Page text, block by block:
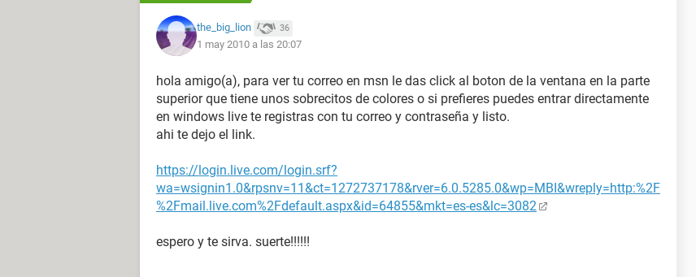
the_big_lion 36
1 may 2010 a las 20:07
hola amigo(a), para ver tu correo en msn le das click al boton de la ventana en la parte
superior que tiene unos sobrecitos de colores o si prefieres puedes entrar directamente
en windows live te registras con tu correo y contraseña y listo.
ahi te dejo el link.
https://login.live.com/login.srf?
wa=wsignin1.0&rpsnv=11&ct=1272737178&rver=6.0.5285.0&wp=MBI&wreply=http:%2F
%2Fmail.live.com%2Fdefault.aspx&id=64855&mkt=es-es&lc=3082
espero y te sirva. suerte!!!!!!